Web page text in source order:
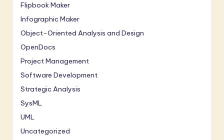
Flipbook Maker
Infographic Maker
Object-Oriented Analysis and Design
OpenDocs
Project Management
Software Development
Strategic Analysis
SysML
UML
Uncategorized